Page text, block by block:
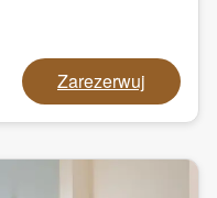
Zarezerwuj